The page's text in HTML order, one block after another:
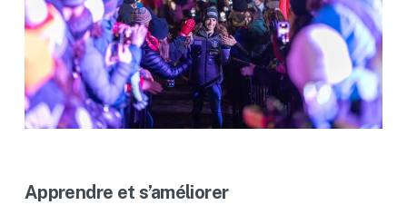
Apprendre et s’améliorer